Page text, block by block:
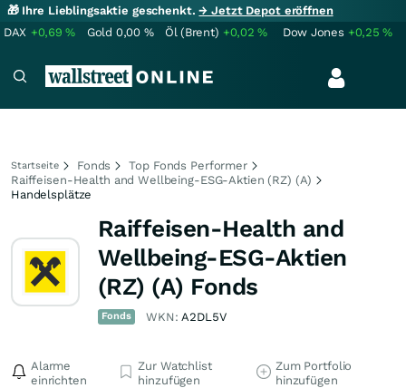
🎁 Ihre Lieblingsaktie geschenkt.→ Jetzt Depot eröffnen
DAX +0,69% Gold 0,00 % Öl (Brent) +0,02% Dow Jones +0,25%
Startseite Fonds
Top Fonds Performer
Raiffeisen-Health and Wellbeing-ESG-Aktien (RZ) (A)
Handelsplätze
Raiffeisen-Health and
Wellbeing-ESG-Aktien
(RZ) (A) Fonds
Fonds WKN:A2DL5V
Alarme
einrichten
Zur Watchlist
hinzufügen
Zum Portfolio
hinzufügen